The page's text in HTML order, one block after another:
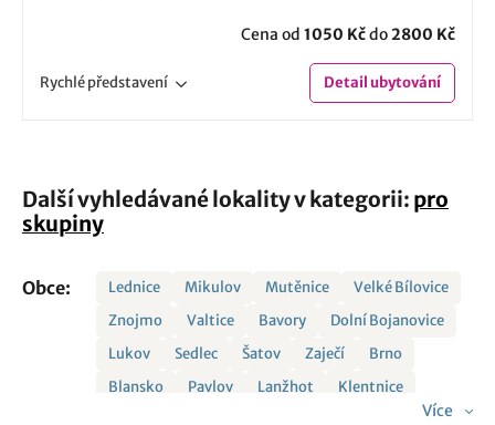
Cena od 1050 Kčdo2800 Kč
Rychlépředstavení Detailubytování
Další vyhledávané lokality v kategorii: pro
skupiny
Obce: Lednice Mikulov Mutěnice
Velké Bílovice
Znojmo
Valtice Bavory
Dolní Bojanovice
Lukov
Sedlec Šatov Zaječí
Brno
Blansko
Pavlov Lanžhot
Klentnice
Dyjákovice
Více